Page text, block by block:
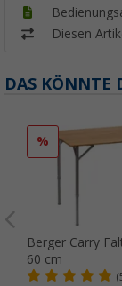
Diesen
DAS KÖNNTE
%
Berger Carry
60 cm